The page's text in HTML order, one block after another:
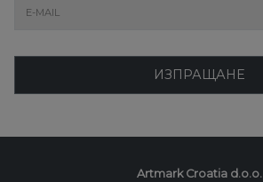
ИЗПРАЩАНЕ
Artmark Croatia d.o.o.